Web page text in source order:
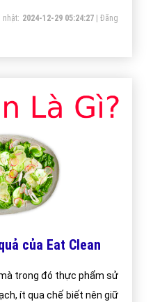
2024-12-29 05:24:27|Đăng
của Eat Clean
trong đó thực phẩm sử
ít qua chế biết nên giữ